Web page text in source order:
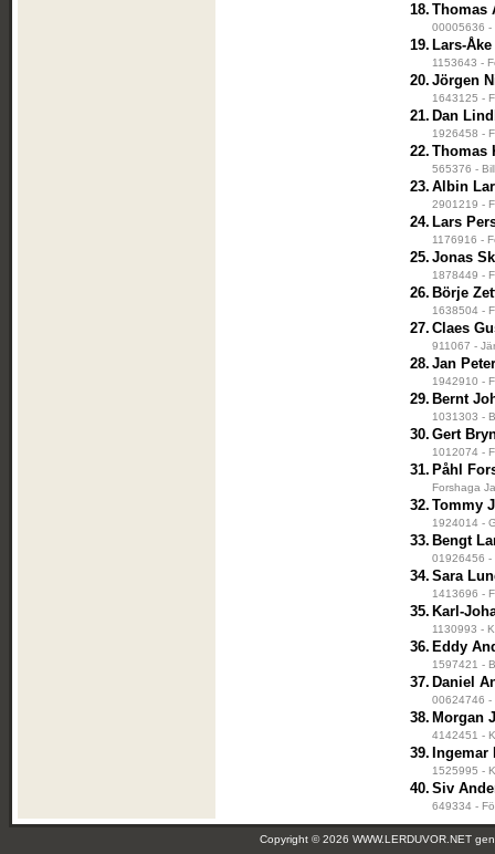
18. Thomas
00005636 -
19. Lars-
1153643 -
20. Jörgen
1643125 -
21. Dan
1926458 -
22. Thomas
565376 -
23. Albin
2901219 -
24. Lars
1176916 -
25. Jonas
1878449 -
26. Börje
1638504 -
27. Claes
911067 -
28. Jan
1942910 -
29. Bernt
1031303 -
30. Gert
1012074 -
31. Påhl
Forshaga
32. Tommy
1924014 -
33. Bengt
01926456 -
34. Sara
1413696 -
35. Karl-
1130993 -
36. Eddy
1597421 -
37. Daniel
00624746 -
38. Morgan
4142451 -
39. Ingemar
1525995 -
40. Siv
649334 -
Copyright © 2026 WWW.LERDUVOR.NET